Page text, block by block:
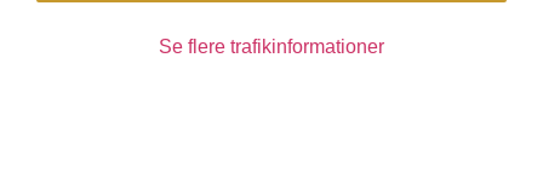
Se flere trafikinformationer